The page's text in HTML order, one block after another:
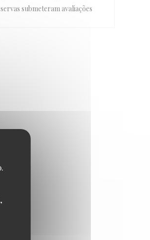
submeteram avaliações